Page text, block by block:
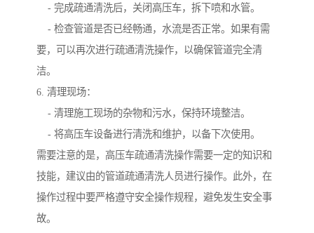
- 完成疏通清洗后，关闭高压车，拆下喷和水管。
- 检查管道是否已经畅通，水流是否正常。如果有需
要，可以再次进行疏通清洗操作，以确保管道完全清
洁。
6. 清理现场：
- 清理施工现场的杂物和污水，保持环境整洁。
- 将高压车设备进行清洗和维护，以备下次使用。
需要注意的是，高压车疏通清洗操作需要一定的知识和
技能，建议由的管道疏通清洗人员进行操作。此外，在
操作过程中要严格遵守安全操作规程，避免发生安全事
故。